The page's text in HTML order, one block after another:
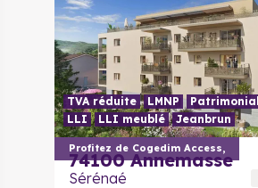
Profitez de Cogedim Access,
TVA réduite LMNP
Patrimonial
LLI
LLI meublé Jeanbrun
74100 Annemasse
Sérénaé